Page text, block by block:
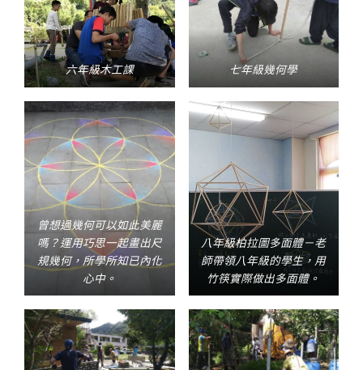
六年級木工課 七年級幾何學
曾想過幾何可以如此美麗
嗎？運用巧思一起畫出尺
規幾何，所學所知已內化
心中。
八年級柏拉圖多面體－老
師帶領八年級的學生，用
竹筷實際做出多面體。